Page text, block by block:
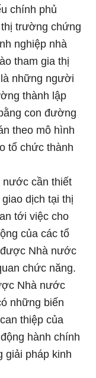
chính phủ
trường chứng
nghiệp nhà
tham gia thị
những người
thành lập
con đường
theo mô hình
tổ chức thành
cần thiết
dịch tại thị
tới việc cho
của các tổ
Nhà nước
chức năng.
Nhà nước
những biến
thiệp của
hành chính
giải pháp kinh